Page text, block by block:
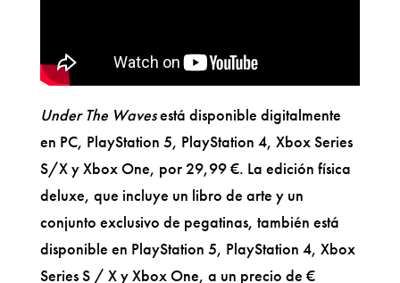
Under The Wavesestá disponible digitalmente
en PC, PlayStation 5, PlayStation 4, Xbox Series
S/X y Xbox One, por 29,99 €. La edición física
deluxe, que incluye un libro de arte y un
conjunto exclusivo de pegatinas, también está
disponible en PlayStation 5, PlayStation 4, Xbox
Series S / X y Xbox One, a un precio de €